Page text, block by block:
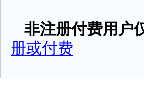
非注册付费用户
册或付费